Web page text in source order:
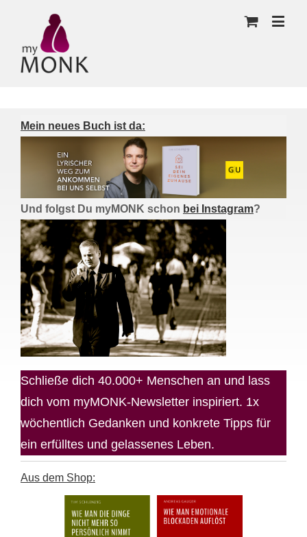
Mein neues Buch ist da:
Und folgst Du myMONK schon bei Instagram?
Schließe dich 40.000+ Menschen an und lass
dich vom myMONK-Newsletter inspiriert. 1x
wöchentlich Gedanken und konkrete Tipps für
ein erfülltes und gelassenes Leben.
Aus dem Shop: